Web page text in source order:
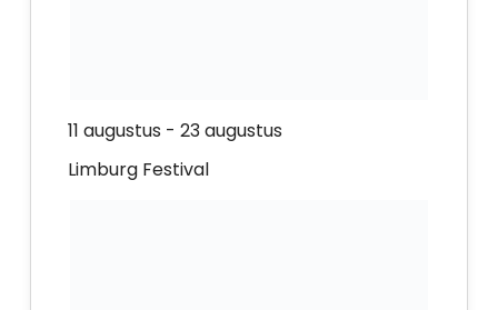
11 augustus - 23 augustus
Limburg Festival